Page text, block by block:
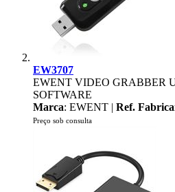
EW3707
EWENT VIDEO GRABBER
SOFTWARE
Marca: EWENT | Ref.
Preço sob consulta